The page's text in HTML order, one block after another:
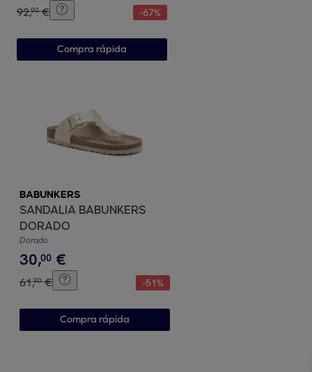
92,90 € -67%
Compra rápida
BABUNKERS
SANDALIA BABUNKERS
DORADO
Dorado
30,00 €
61,90 € -51%
Compra rápida